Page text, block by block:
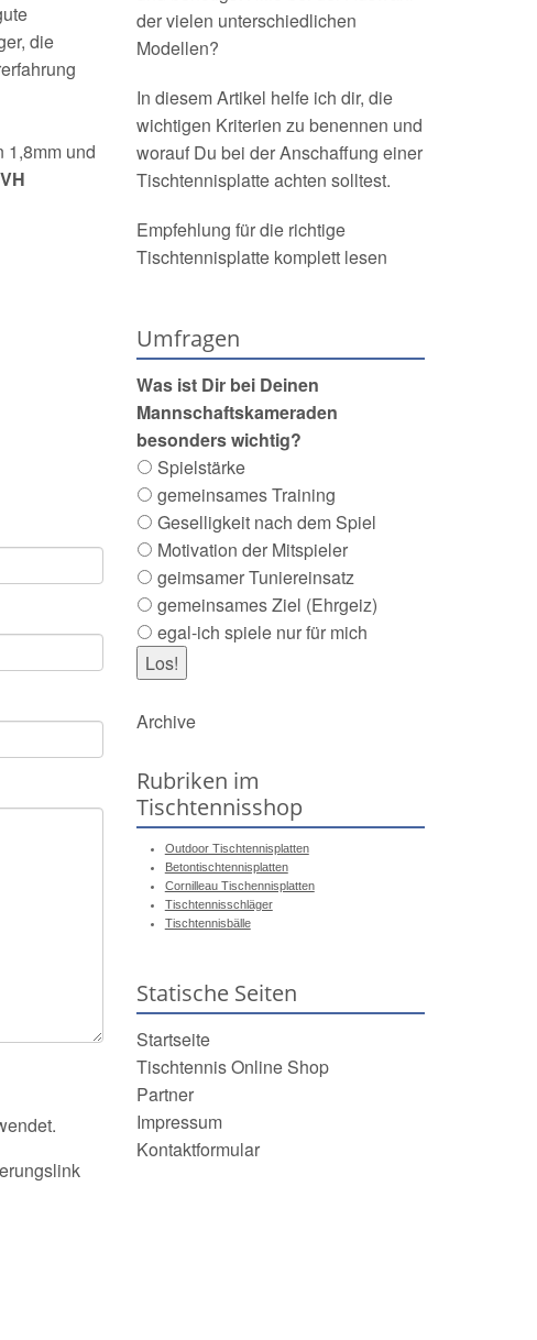
die
1,8mm und
VH
der vielen unterschiedlichen
Modellen?
In diesem Artikel helfe ich dir, die
wichtigen Kriterien zu benennen und
worauf Du bei der Anschaffung einer
Tischtennisplatte achten solltest.
Empfehlung für die richtige
Tischtennisplatte komplett lesen
Umfragen
Was ist Dir bei Deinen
Mannschaftskameraden
besonders wichtig?
Spielstärke
gemeinsames Training
Geselligkeit nach dem Spiel
Motivation der Mitspieler
geimsamer Tuniereinsatz
gemeinsames Ziel (Ehrgeiz)
egal-ich spiele nur für mich
Archive
Rubriken im
Tischtennisshop
Outdoor Tischtennisplatten
Betontischtennisplatten
Cornilleau Tischennisplatten
Tischtennisschläger
Tischtennisbälle
Statische Seiten
Startseite
Tischtennis Online Shop
Partner
Impressum
Kontaktformular